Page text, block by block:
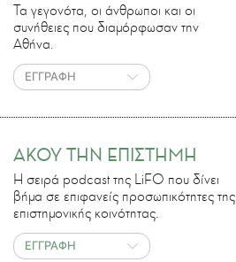
Τα γεγονότα, οι άνθρωποι και οι
συνήθειες που διαμόρφωσαν την
Αθήνα.
ΕΓΓΡΑΦΗ
ΑΚΟΥ ΤΗΝ ΕΠΙΣΤΗΜΗ
H σειρά podcast της LiFO που δίνει
βήμα σε επιφανείς προσωπικότητες της
επιστημονικής κοινότητας.
ΕΓΓΡΑΦΗ